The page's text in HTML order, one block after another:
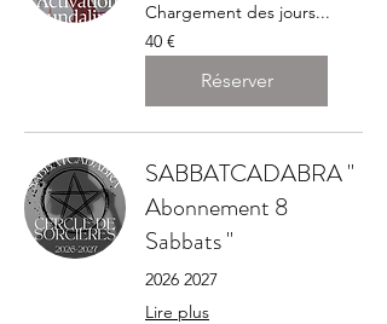
Chargement des jours...
40
euros
40 €
Réserver
SABBATCADABRA "
Abonnement 8
Sabbats "
2026 2027
Lire plus